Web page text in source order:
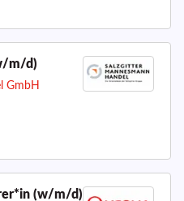
m/d)
GmbH
(w/m/d)